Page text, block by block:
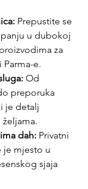
Prepustite se
u dubokoj
za
e.
Od
preporuka
je detalj
dah: Privatni
je mjesto u
sjaja